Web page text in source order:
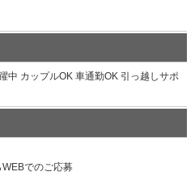
中 カップルOK 車通勤OK 引っ越しサポ
WEBでのご応募